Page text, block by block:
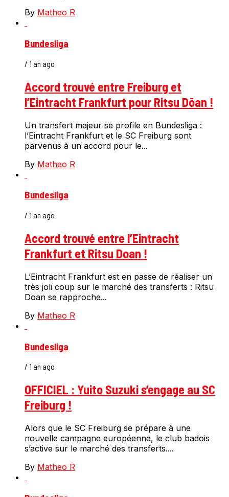
By Matheo R
Bundesliga
/ 1 an ago
Accord trouvé entre Freiburg et
l’Eintracht Frankfurt pour Ritsu Dōan !
Un transfert majeur se profile en Bundesliga :
l’Eintracht Frankfurt et le SC Freiburg sont
parvenus à un accord pour le...
By Matheo R
Bundesliga
/ 1 an ago
Accord trouvé entre l’Eintracht
Frankfurt et Ritsu Doan !
L’Eintracht Frankfurt est en passe de réaliser un
très joli coup sur le marché des transferts : Ritsu
Doan se rapproche...
By Matheo R
Bundesliga
/ 1 an ago
OFFICIEL : Yuito Suzuki s’engage au SC
Freiburg !
Alors que le SC Freiburg se prépare à une
nouvelle campagne européenne, le club badois
s’active sur le marché des transferts....
By Matheo R